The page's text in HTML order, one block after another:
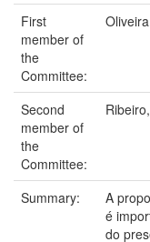
First
member of
the
Committee:
Second
member of
the
Committee:
Summary:
A
é
do